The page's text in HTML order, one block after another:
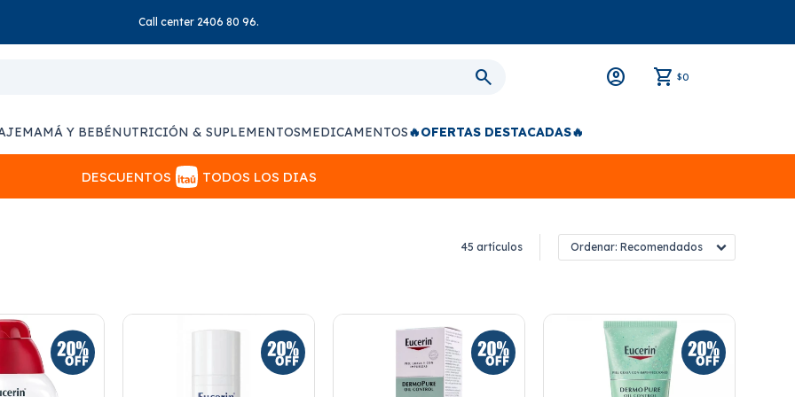
Call center 2406 80 96.
$0
MAMÁ Y BEBÉNUTRICIÓN & SUPLEMENTOSMEDICAMENTOS🔥OFERTAS DESTACADAS🔥
DESCUENTOS TODOS LOS DIAS
45 artículos Recomendados